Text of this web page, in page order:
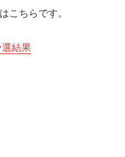
こちらです。
結果